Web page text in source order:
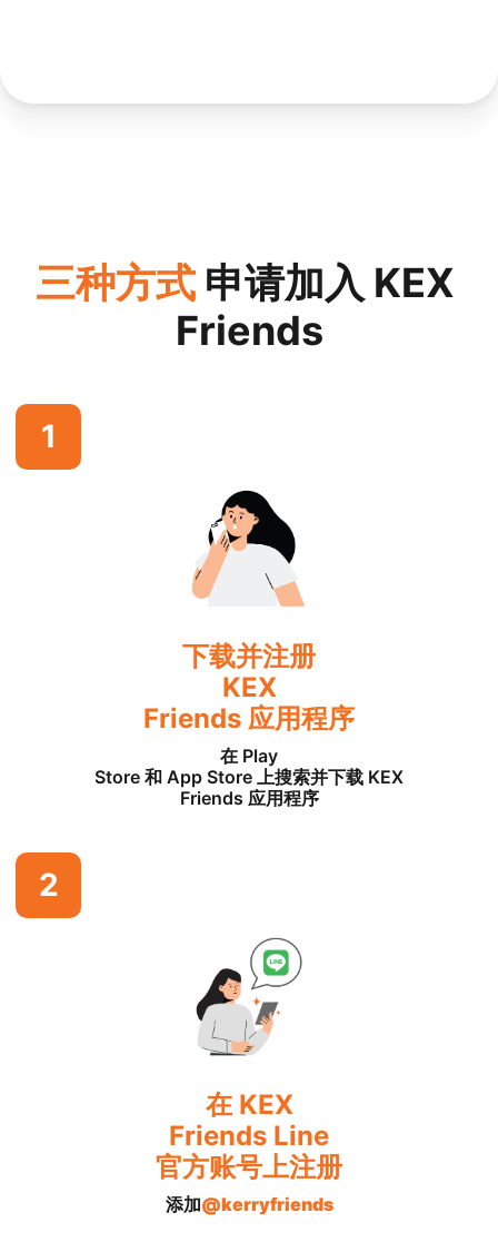
三种方式 申请加入 KEX
Friends
1
下载并注册
KEX
Friends 应用程序
在 Play
Store 和 App Store 上搜索并下载 KEX
Friends 应用程序
2
在 KEX
Friends Line
官方账号上注册
添加@kerryfriends